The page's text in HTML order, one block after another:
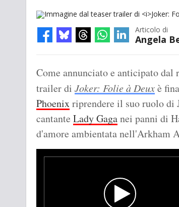
Articolo di
Angela
Come annunciato e anticipato
trailer di Joker: Folie à Deuxè
Phoenixriprendere il suo ruolo di
cantante Lady Gaganei panni di
d'amore ambientata nell'Arkham